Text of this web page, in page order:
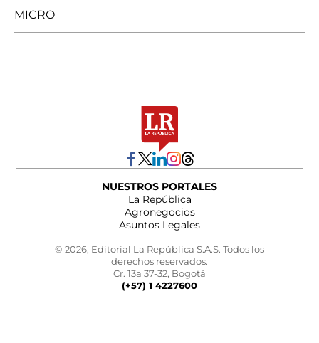
MICRO
NUESTROS PORTALES
La República
Agronegocios
Asuntos Legales
© 2026, Editorial La República S.A.S. Todos los
derechos reservados.
Cr. 13a 37-32, Bogotá
(+57) 1 4227600